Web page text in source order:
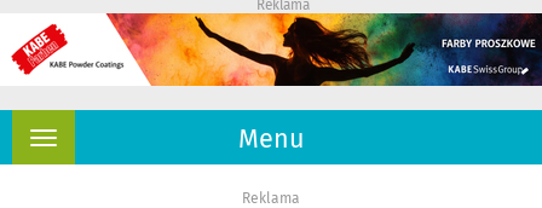
Reklama
Menu
Rozwiń
Reklama